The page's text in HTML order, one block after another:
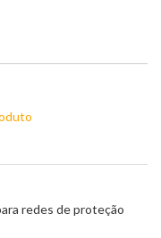
redes de proteção